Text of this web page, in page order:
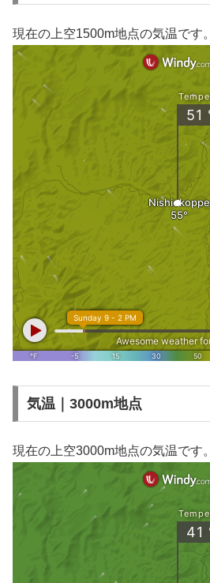
現在の上空1500m地点の気温です。
気温｜3000m地点
現在の上空3000m地点の気温です。